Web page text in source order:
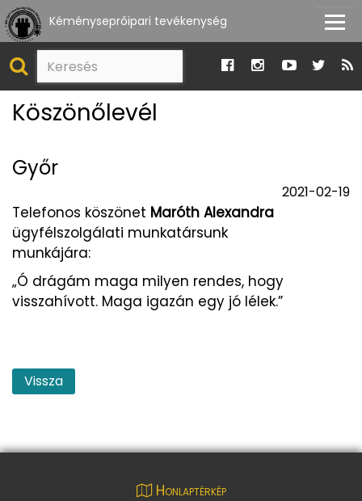
Kéményseprőipari tevékenység
Köszönőlevél
Győr
2021-02-19
Telefonos köszönet Maróth Alexandra
ügyfélszolgálati munkatársunk
munkájára:
„Ó drágám maga milyen rendes, hogy
visszahívott. Maga igazán egy jó lélek.”
Vissza
Honlaptérkép